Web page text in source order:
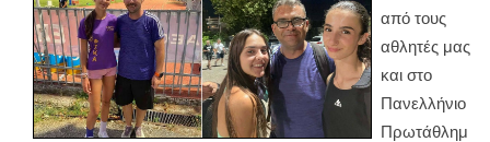
από τους
αθλητές μας
και στο
Πανελλήνιο
Πρωτάθλημ